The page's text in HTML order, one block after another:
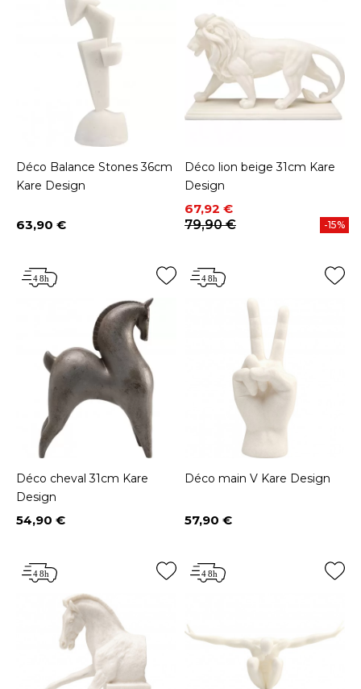
Déco Balance Stones 36cm
Kare Design
Prix
63,90 €
Déco lion beige 31cm Kare
Design
Prix
67,92 €
Prix de base
79,90 €
-15%
Déco cheval 31cm Kare
Design
Prix
54,90 €
Déco main V Kare Design
Prix
57,90 €